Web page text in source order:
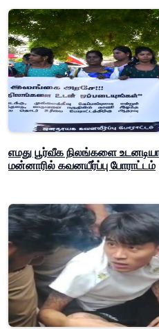
எமது பூர்வீக நிலங்களை
மன்னாரில் கவனயீர்ப்பு போராட்டம்